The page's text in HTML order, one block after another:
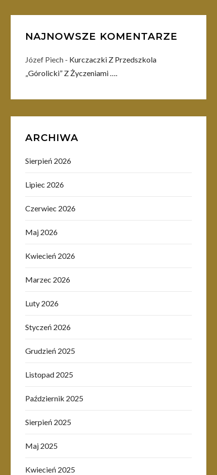
NAJNOWSZE KOMENTARZE
Józef Piech - Kurczaczki Z Przedszkola
„Górolicki” Z Życzeniami ….
ARCHIWA
Sierpień 2026
Lipiec 2026
Czerwiec 2026
Maj 2026
Kwiecień 2026
Marzec 2026
Luty 2026
Styczeń 2026
Grudzień 2025
Listopad 2025
Październik 2025
Sierpień 2025
Maj 2025
Kwiecień 2025